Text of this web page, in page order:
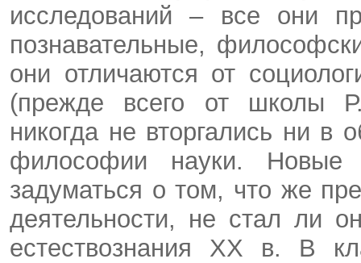
исследований – все они
познавательные,
они отличаются от
(прежде всего от школы
никогда не вторгались ни в
философии науки. Новые
задуматься о том, что же
деятельности, не стал ли
естествознания XX в. В